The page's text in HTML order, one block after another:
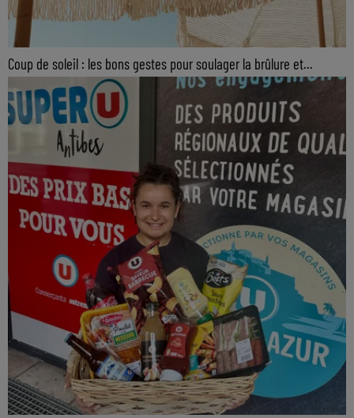
Coup de soleil : les bons gestes pour soulager la brûlure et...